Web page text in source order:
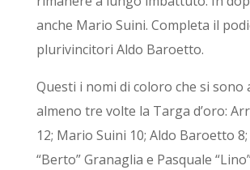
anche Mario Suini. Completa il
plurivincitori Aldo Baroetto.
Questi i nomi di coloro che si sono
almeno tre volte la Targa d’oro:
12; Mario Suini 10; Aldo Baroetto
“Berto” Granaglia e Pasquale